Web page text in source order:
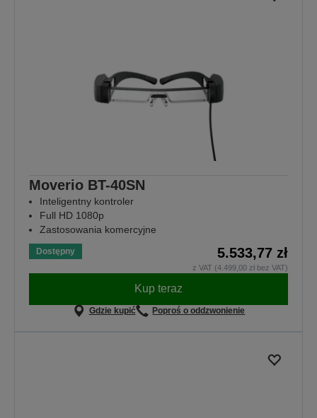
Moverio BT-40SN
Inteligentny kontroler
Full HD 1080p
Zastosowania komercyjne
Dostępny 5.533,77 zł
z VAT (4.499,00 zł bez VAT)
Kup teraz
Gdzie kupić Poproś o oddzwonienie